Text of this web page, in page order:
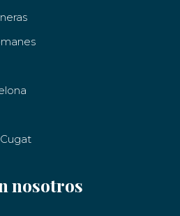
nosotros